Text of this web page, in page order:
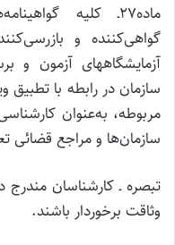
ماده۲۷ـ کلیه
گواهی‌کننده و
آزمایشگاههای آزمون و
سازمان در رابطه با تطبیق
مربوطه، به‌عنوان
سازمان‌ها و مراجع قضائی
تبصره ـ کارشناسان مندرج
وثاقت برخوردار باشند.